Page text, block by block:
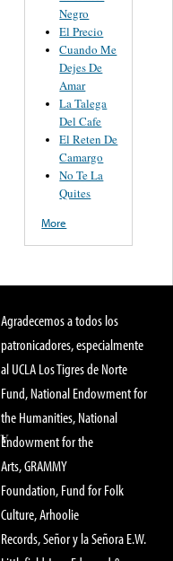
Negro
El Precio
Cuando Me
Dejes De
Amar
La Talega
Del Cafe
El Reten De
Camargo
No Te La
Quites
More
Agradecemos a todos los
patronicadores, especialmente
al UCLA Los Tigres de Norte
Fund, National Endowment for
the Humanities, National
Endowment for the
Arts, GRAMMY
Foundation, Fund for Folk
Culture, Arhoolie
Records, Señor y la Señora E.W.